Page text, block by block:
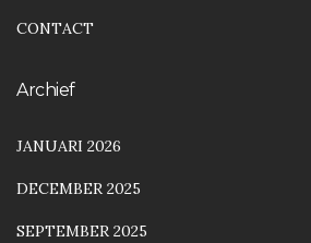
CONTACT
Archief
JANUARI 2026
DECEMBER 2025
SEPTEMBER 2025